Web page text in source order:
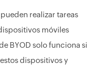
realizar tareas
móviles
BYOD solo funciona si
dispositivos y